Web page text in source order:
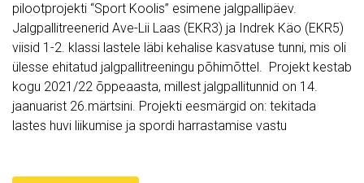
pilootprojekti “Sport Koolis” esimene jalgpallipäev.
Jalgpallitreenerid Ave-Lii Laas (EKR3) ja Indrek Käo (EKR5)
viisid 1-2. klassi lastele läbi kehalise kasvatuse tunni, mis oli
ülesse ehitatud jalgpallitreeningu põhimõttel. Projekt kestab
kogu 2021/22 õppeaasta, millest jalgpallitunnid on 14.
jaanuarist 26.märtsini. Projekti eesmärgid on: tekitada
lastes huvi liikumise ja spordi harrastamise vastu